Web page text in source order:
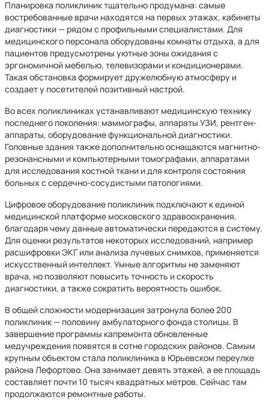
Планировка поликлиник тщательно продумана: самые
востребованные врачи находятся на первых этажах, кабинеты
диагностики — рядом с профильными специалистами. Для
медицинского персонала оборудованы комнаты отдыха, а для
пациентов предусмотрены уютные зоны ожидания с
эргономичной мебелью, телевизорами и кондиционерами.
Такая обстановка формирует дружелюбную атмосферу и
создает у посетителей позитивный настрой.
Во всех поликлиниках устанавливают медицинскую технику
последнего поколения: маммографы, аппараты УЗИ, рентген-
аппараты, оборудование функциональной диагностики.
Головные здания также дополнительно оснащаются магнитно-
резонансными и компьютерными томографами, аппаратами
для исследования костной ткани и для контроля состояния
больных с сердечно-сосудистыми патологиями.
Цифровое оборудование поликлиник подключают к единой
медицинской платформе московского здравоохранения,
благодаря чему данные автоматически передаются в систему.
Для оценки результатов некоторых исследований, например
расшифровки ЭКГ или анализа лучевых снимков, применяется
искусственный интеллект. Умные алгоритмы не заменяют
врача, но позволяют повысить точность и скорость
диагностики, а также сократить вероятность ошибок.
В общей сложности модернизация затронула более 200
поликлиник — половину амбулаторного фонда столицы. В
завершение программы капремонта обновленные
медучреждения появятся в сотне городских районов. Самым
крупным объектом стала поликлиника в Юрьевском переулке
района Лефортово. Она занимает девять этажей, а ее площадь
составляет почти 10 тысяч квадратных метров. Сейчас там
продолжаются ремонтные работы.